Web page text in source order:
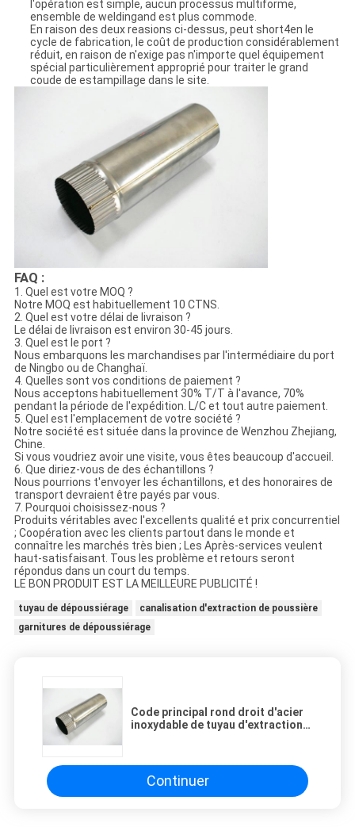
l'opération est simple, aucun processus multiforme,
ensemble de weldingand est plus commode.
En raison des deux reasions ci-dessus, peut short4en le
cycle de fabrication, le coût de production considérablement
réduit, en raison de n'exige pas n'importe quel équipement
spécial particulièrement approprié pour traiter le grand
coude de estampillage dans le site.
FAQ :
1. Quel est votre MOQ ?
Notre MOQ est habituellement 10 CTNS.
2. Quel est votre délai de livraison ?
Le délai de livraison est environ 30-45 jours.
3. Quel est le port ?
Nous embarquons les marchandises par l'intermédiaire du port
de Ningbo ou de Changhaï.
4. Quelles sont vos conditions de paiement ?
Nous acceptons habituellement 30% T/T à l'avance, 70%
pendant la période de l'expédition. L/C et tout autre paiement.
5. Quel est l'emplacement de votre société ?
Notre société est située dans la province de Wenzhou Zhejiang,
Chine.
Si vous voudriez avoir une visite, vous êtes beaucoup d'accueil.
6. Que diriez-vous de des échantillons ?
Nous pourrions t'envoyer les échantillons, et des honoraires de
transport devraient être payés par vous.
7. Pourquoi choisissez-nous ?
Produits véritables avec l'excellents qualité et prix concurrentiel
; Coopération avec les clients partout dans le monde et
connaître les marchés très bien ; Les Après-services veulent
haut-satisfaisant. Tous les problème et retours seront
répondus dans un court du temps.
LE BON PRODUIT EST LA MEILLEURE PUBLICITÉ !
tuyau de dépoussiérage
canalisation d'extraction de poussière
garnitures de dépoussiérage
Code principal rond droit d'acier
inoxydable de tuyau d'extraction
Continuer